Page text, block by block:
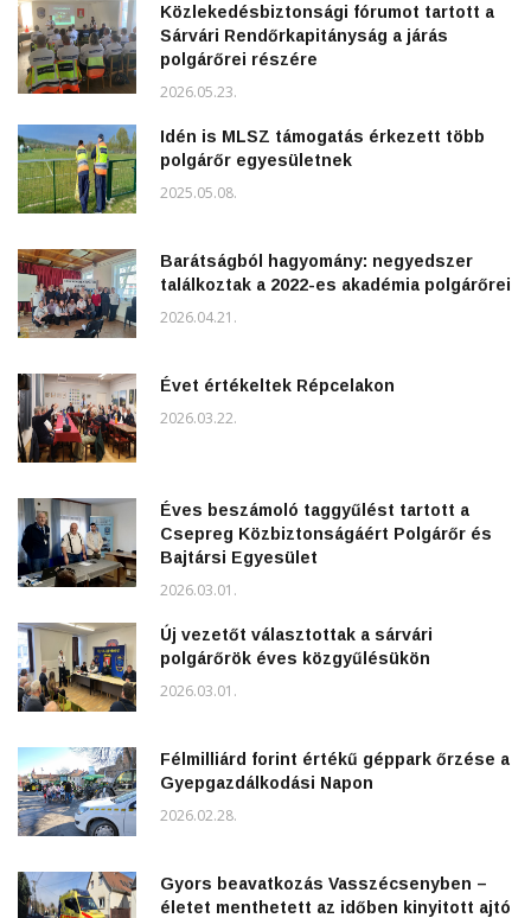
Közlekedésbiztonsági fórumot tartott a
Sárvári Rendőrkapitányság a járás
polgárőrei részére
2026.05.23.
Idén is MLSZ támogatás érkezett több
polgárőr egyesületnek
2025.05.08.
Barátságból hagyomány: negyedszer
találkoztak a 2022-es akadémia polgárőrei
2026.04.21.
Évet értékeltek Répcelakon
2026.03.22.
Éves beszámoló taggyűlést tartott a
Csepreg Közbiztonságáért Polgárőr és
Bajtársi Egyesület
2026.03.01.
Új vezetőt választottak a sárvári
polgárőrök éves közgyűlésükön
2026.03.01.
Félmilliárd forint értékű géppark őrzése a
Gyepgazdálkodási Napon
2026.02.28.
Gyors beavatkozás Vasszécsenyben –
életet menthetett az időben kinyitott ajtó